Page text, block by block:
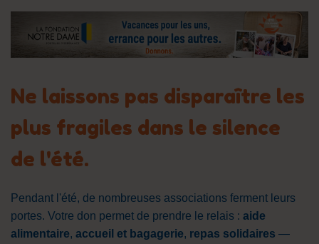
Ne laissons pas disparaître les
plus fragiles dans le silence
de l'été.
Pendant l'été, de nombreuses associations ferment leurs
portes. Votre don permet de prendre le relais : aide
alimentaire, accueil et bagagerie, repas solidaires —